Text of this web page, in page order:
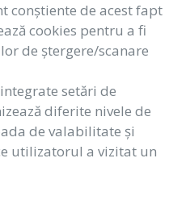
conștiente de acest fapt
cookies pentru a fi
de ștergere/scanare
setări de
diferite nivele de
de valabilitate și
utilizatorul a vizitat un